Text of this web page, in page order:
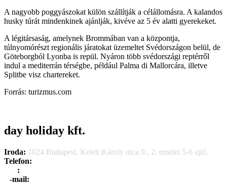
A nagyobb poggyászokat külön szállítják a célállomásra. A kalandos
husky túrát mindenkinek ajánlják, kivéve az 5 év alatti gyerekeket.
A légitársaság, amelynek Brommában van a központja,
túlnyomórészt regionális járatokat üzemeltet Svédországon belül, de
Göteborgból Lyonba is repül. Nyáron több svédországi reptérről
indul a mediterrán térségbe, például Palma di Mallorcára, illetve
Splitbe visz chartereket.
Forrás: turizmus.com
day holiday kft.
Iroda: 1024 Budapest, Keleti Károly utca 9., 2. emelet 5-6 ajtó.
Telefon:
:
-mail: